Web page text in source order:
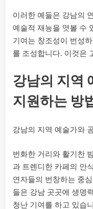
이러한 예들은 강남의
예술적 재능을 엿볼 수
기여는 창조성이 번성
를 조성합니다. 이것은
강남의 지역
지원하는 방
강남의 지역 예술가와
번화한 거리와 활기찬
과 트렌디한 카페의 안
연자들의 번창하는 중
들은 강남 곳곳에 생명
청난 기여를 하고 있습